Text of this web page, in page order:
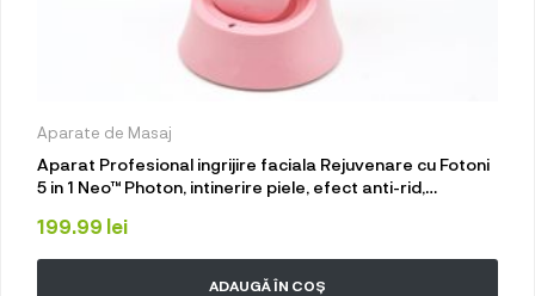
Aparate de Masaj
Aparat Profesional ingrijire faciala Rejuvenare cu Fotoni
5 in 1 Neo™ Photon, intinerire piele, efect anti-rid,
elimina acneea, Roz
199.99 lei
ADAUGĂ ÎN COȘ